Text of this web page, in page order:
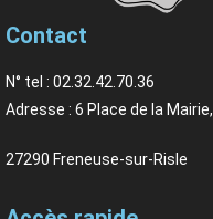
Contact
N° tel : 02.32.42.70.36
Adresse : 6 Place de la Mairie,
27290 Freneuse-sur-Risle